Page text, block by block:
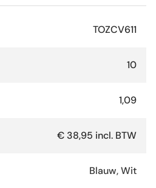
TOZCV611
10
1,09
€ 38,95 incl. BTW
Blauw, Wit